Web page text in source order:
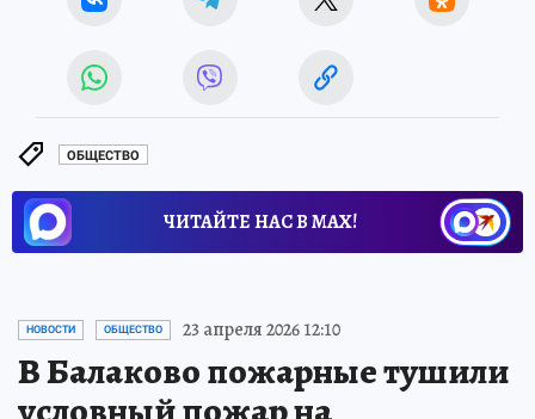
ОБЩЕСТВО
ЧИТАЙТЕ НАС В МАХ!
НОВОСТИ ОБЩЕСТВО 23 апреля 2026 12:10
В Балаково пожарные тушили